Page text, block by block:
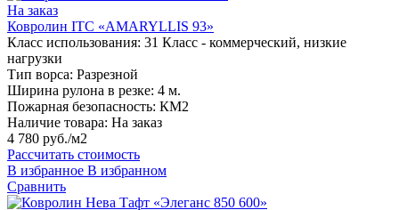
На заказ
Ковролин ITC «AMARYLLIS 93»
Класс использования: 31 Класс - коммерческий, низкие
нагрузки
Тип ворса: Разрезной
Ширина рулона в резке: 4 м.
Пожарная безопасность: КМ2
Наличие товара: На заказ
4 780 руб./м2
Рассчитать стоимость
В избранное В избранном
Сравнить